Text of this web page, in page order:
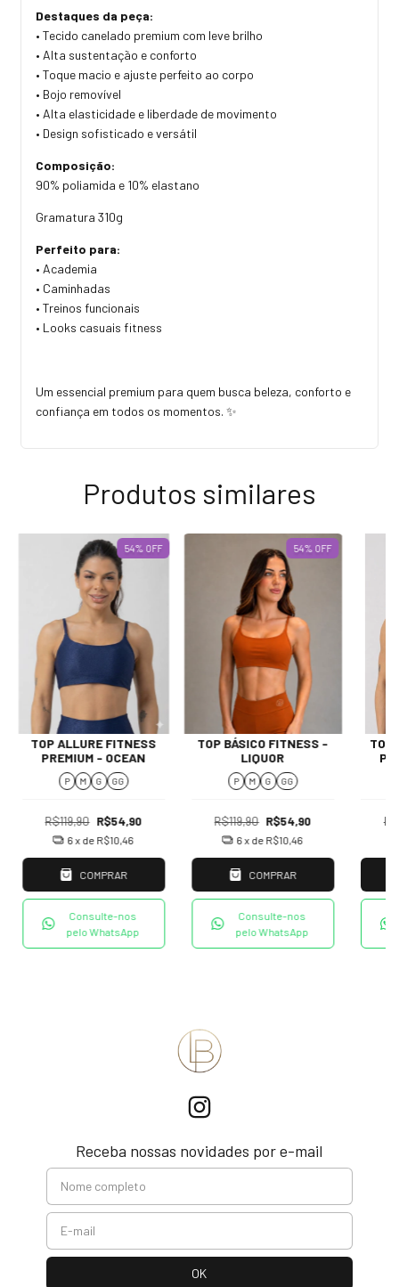
Destaques da peça:
• Tecido canelado premium com leve brilho
• Alta sustentação e conforto
• Toque macio e ajuste perfeito ao corpo
• Bojo removível
• Alta elasticidade e liberdade de movimento
• Design sofisticado e versátil
Composição:
90% poliamida e 10% elastano
Gramatura 310g
Perfeito para:
• Academia
• Caminhadas
• Treinos funcionais
• Looks casuais fitness
Um essencial premium para quem busca beleza, conforto e
confiança em todos os momentos. ✨
Produtos similares
54% OFF
TOP ALLURE FITNESS
PREMIUM - OCEAN
P M G GG
R$119,90 R$54,90
6x de R$10,46
COMPRAR
Consulte-nos
pelo WhatsApp
54% OFF
TOP BÁSICO FITNESS -
LIQUOR
P M G GG
R$119,90 R$54,90
6 x de R$10,46
COMPRAR
Consulte-nos
pelo WhatsApp
TOP
Receba nossas novidades por e-mail